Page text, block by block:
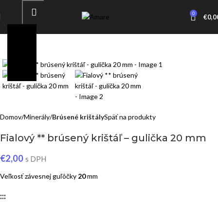
0 €
Domov Minerály Brúsené krištálySpäť na produkty
Fialový ** brúsený krištáľ – gulička 20 mm
€2,00 s DPH
Veľkosť závesnej guľôčky 20mm
:::